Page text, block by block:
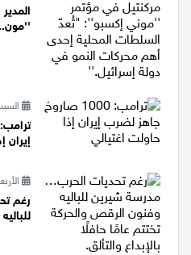
تقارير خاصة
اقتصاد
مطبخ
مجلة الحمرا
جمال وازياء
السبت 11/07/
إيران
الأربعاء 08/07/
رغم